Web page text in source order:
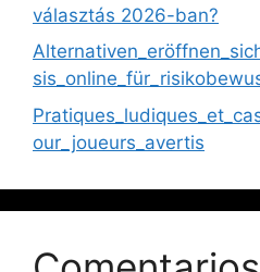
választás 2026-ban?
our_joueurs_avertis